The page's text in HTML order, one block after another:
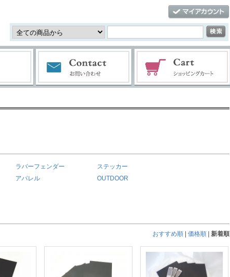
ラバーフェンダー
ステッカー
アパレル
OUTDOOR
おすすめ順 価格順 新着順